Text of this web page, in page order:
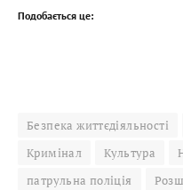
Подобається це:
Безпека життєдіяльності
Кримінал
Культура
патрульна поліція